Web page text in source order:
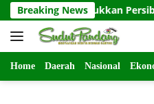
Langsung
ke
konten
Breaking News
Taklukkan Persib Lewat Adu
Home Daerah Nasional